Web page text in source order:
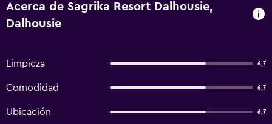
Acerca de Sagrika Resort Dalhousie,
Dalhousie
Limpieza 6,7
Comodidad 6,7
Ubicación 6,7